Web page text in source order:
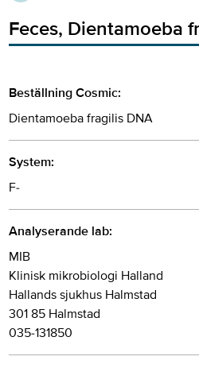
Feces, Dientamoeba
Beställning Cosmic:
Dientamoeba fragilis DNA
System:
F-
Analyserande lab:
MIB
Klinisk mikrobiologi Halland
Hallands sjukhus Halmstad
301 85 Halmstad
035-131850